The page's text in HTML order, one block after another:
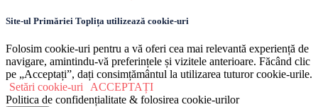
Site-ul Primăriei Toplița utilizează cookie-uri
Folosim cookie-uri pentru a vă oferi cea mai relevantă experiență de
navigare, amintindu-vă preferințele și vizitele anterioare. Făcând clic
pe „Acceptați”, dați consimțământul la utilizarea tuturor cookie-urile.
Setări cookie-uri
ACCEPTAȚI
Politica de confidențialitate & folosirea cookie-urilor